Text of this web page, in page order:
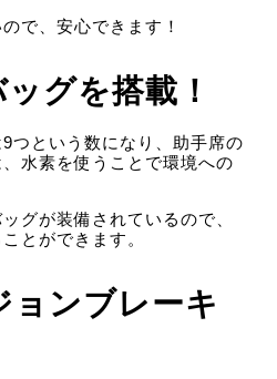
で、安心できます！
グを搭載！
つという数になり、助手席の
水素を使うことで環境への
グが装備されているので、
とができます。
ョンブレーキ